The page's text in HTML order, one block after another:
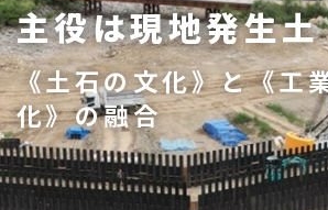
技術と発想に果
考え続ける共生
環境負荷低減を
水平外力の猛威
会を守る
主役は現地発生土
《土石の文化》と《工
化》の融合
買い手のニーズ
シンプルでオン
品ぞろえ
ハイブリッド構
《強靭化》と《
追求
理を極めて贅を
＜ Simple is
先端技術とは対
境で
イノベーション
技術と発想に果
考え続ける共生
環境負荷低減を
水平外力の猛威
会を守る